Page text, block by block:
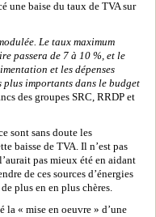
une baise du taux de TVA sur
Le taux maximum
passera de 7 à 10 %, et le
et les dépenses
plus importants dans le budget
des groupes SRC, RRDP et
sont sans doute les
baisse de TVA. Il n’est pas
pas mieux été en aidant
de ces sources d’énergies
plus en en plus chères.
la « mise en oeuvre » d’une